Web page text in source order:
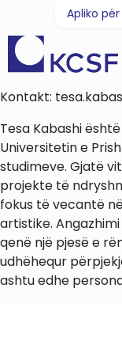
Apliko
Kontakt:
Tesa Kabashi
Universitetin e
studimeve. Gjatë
projekte të
fokus të vecantë
artistike.
qenë një pjesë e
udhëhequr
ashtu edhe